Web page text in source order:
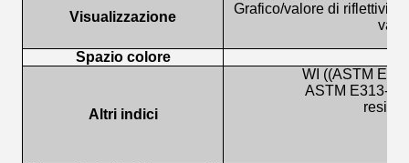
Visualizzazione
Grafico/valore di riflettività
Spazio colore
Altri indici
WI ((ASTM
ASTM E313-